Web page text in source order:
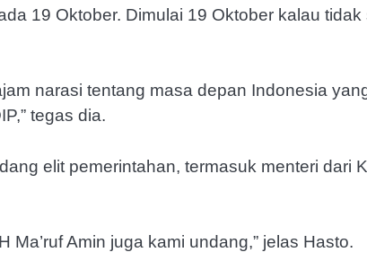
19 Oktober. Dimulai 19 Oktober kalau tidak
narasi tentang masa depan Indonesia
tegas dia.
elit pemerintahan, termasuk menteri dari
Amin juga kami undang,” jelas Hasto.